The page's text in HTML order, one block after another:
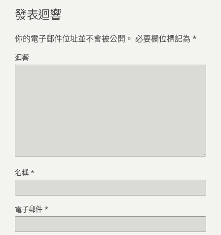
發表迴響
你的電子郵件位址並不會被公開。 必要欄位標記為 *
迴響
名稱 *
電子郵件 *